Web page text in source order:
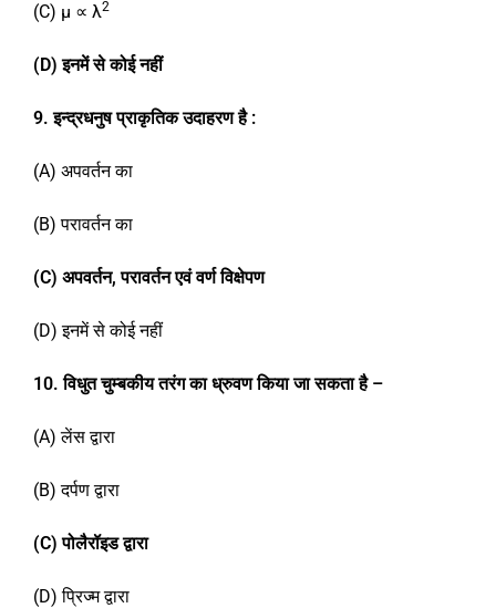
(C) μ ∝ λ2
(D)इनमें से कोई नहीं
9. इन्द्रधनुष प्राकृतिक उदाहरण है:
(A) अपवर्तन का
(B) परावर्तन का
(C) अपवर्तन,परावर्तन एवं वर्ण विक्षेपण
(D) इनमें से कोई नहीं
10. विधुत चुम्बकीय तरंग का ध्रुवण किया जा सकता है –
(A) लेंस द्वारा
(B) दर्पण द्वारा
(C)पोलैरॉइड द्वारा
(D) प्रिज्म द्वारा